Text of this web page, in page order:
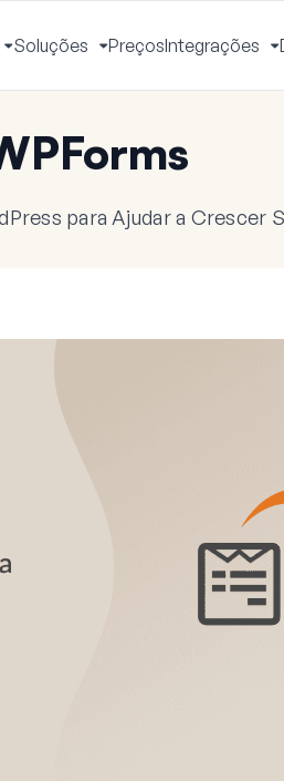
Alternar
Menu
Soluções
Alternar
Menu
PreçosIntegrações
para Ajudar a Crescer